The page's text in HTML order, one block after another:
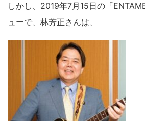
しかし、2019年7月15日の「
ューで、林芳正さんは、